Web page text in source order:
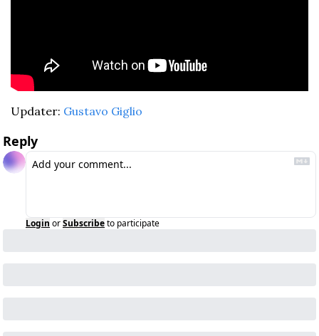
Updater: Gustavo Giglio
Reply
Login orSubscribeto participate